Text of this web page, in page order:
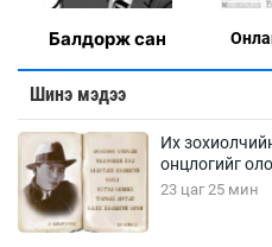
Балдорж сан
Шинэ мэдээ
Их
онцлогийг
23 цаг 25 мин